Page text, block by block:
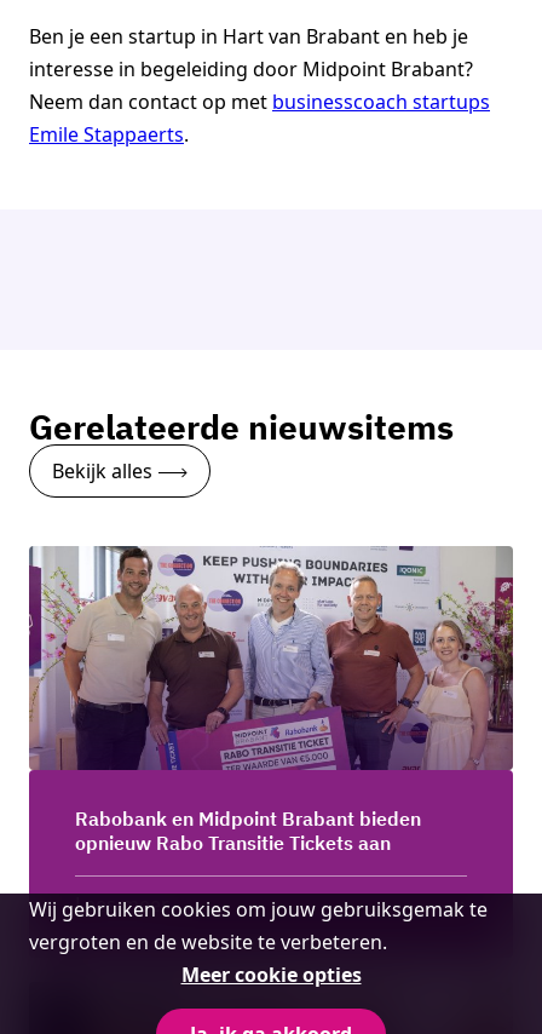
Cookie
melding
Wij gebruiken cookies om jouw gebruiksgemak te
vergroten en de website te verbeteren.
Meer cookie opties
Ben je een startup in Hart van Brabant en heb je
interesse in begeleiding door Midpoint Brabant?
Neem dan contact op met businesscoach startups
Emile Stappaerts.
Gerelateerde nieuwsitems
Bekijk alles
Rabobank en Midpoint Brabant bieden
opnieuw Rabo Transitie Tickets aan
Lees meer